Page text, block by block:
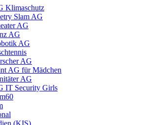
Klimaschutz
Slam AG
AG
AG
AG
AG
AG für Mädchen
AG
IT Security Girls